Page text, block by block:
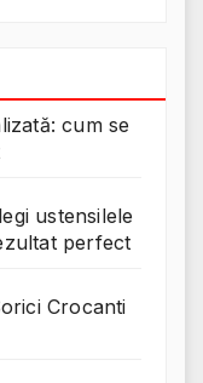
cum se
ustensilele
perfect
Crocanti